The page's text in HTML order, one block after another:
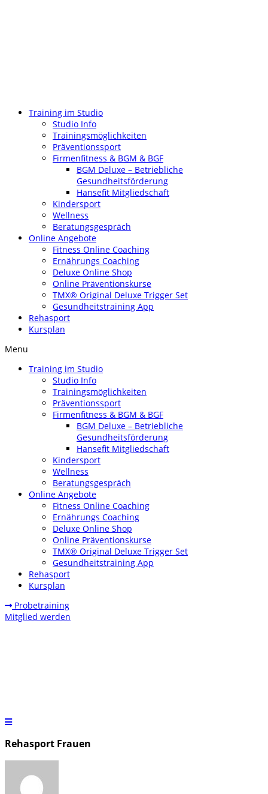
Training im Studio
Studio Info
Trainingsmöglichkeiten
Präventionssport
Firmenfitness & BGM & BGF
BGM Deluxe – Betriebliche
Gesundheitsförderung
Hansefit Mitgliedschaft
Kindersport
Wellness
Beratungsgespräch
Online Angebote
Fitness Online Coaching
Ernährungs Coaching
Deluxe Online Shop
Online Präventionskurse
TMX® Original Deluxe Trigger Set
Gesundheitstraining App
Rehasport
Kursplan
Menu
Training im Studio
Studio Info
Trainingsmöglichkeiten
Präventionssport
Firmenfitness & BGM & BGF
BGM Deluxe – Betriebliche
Gesundheitsförderung
Hansefit Mitgliedschaft
Kindersport
Wellness
Beratungsgespräch
Online Angebote
Fitness Online Coaching
Ernährungs Coaching
Deluxe Online Shop
Online Präventionskurse
TMX® Original Deluxe Trigger Set
Gesundheitstraining App
Rehasport
Kursplan
Probetraining
Mitglied werden
Rehasport Frauen